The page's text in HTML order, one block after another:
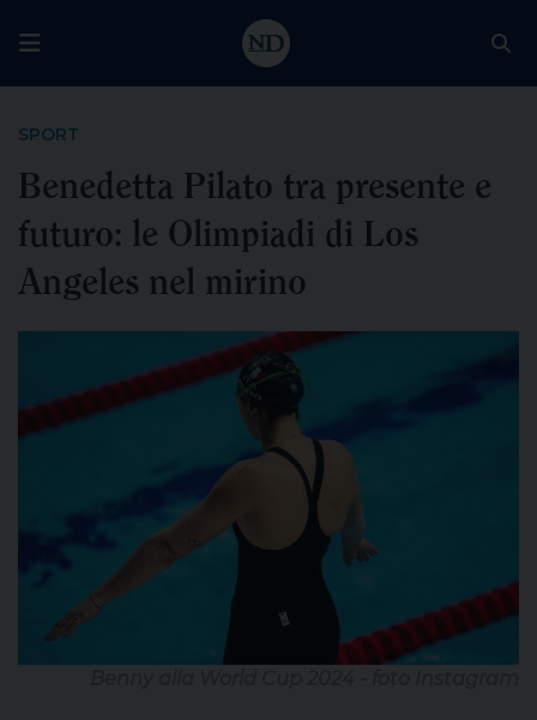
SPORT
Benedetta Pilato tra presente e
futuro: le Olimpiadi di Los
Angeles nel mirino